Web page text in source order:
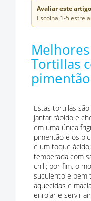
Avaliar este artigo
Escolha 1-5
Tortillas
Estas tortillas
jantar rápido e
em uma única
pimentão e os
e um toque
temperada com
chili; por fim, o
suculento e bem
aquecidas e
enrolar e servir